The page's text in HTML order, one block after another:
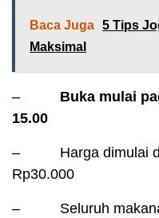
Baca Juga 5 Tips
Maksimal
– Buka mulai
15.00
– Harga dimulai
Rp30.000
– Seluruh makanan